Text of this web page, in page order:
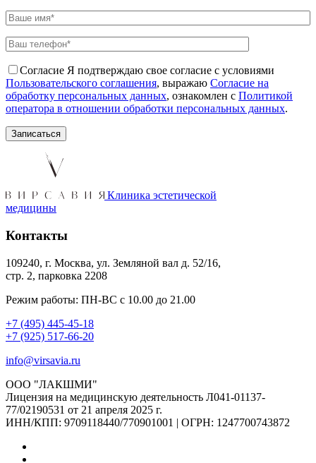
Согласие Я подтверждаю свое согласие с условиями
Пользовательского соглашения, выражаю Согласие на
обработку персональных данных, ознакомлен с Политикой
оператора в отношении обработки персональных данных.
Клиника эстетической
медицины
Контакты
109240, г. Москва, ул. Земляной вал д. 52/16,
стр. 2, парковка 2208
Режим работы: ПН-ВС с 10.00 до 21.00
+7 (495) 445-45-18
+7 (925) 517-66-20
info@virsavia.ru
ООО "ЛАКШМИ"
Лицензия на медицинскую деятельность Л041-01137-
77/02190531 от 21 апреля 2025 г.
ИНН/КПП: 9709118440/770901001 | ОГРН: 1247700743872